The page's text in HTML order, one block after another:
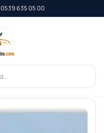
0539 635 05 00